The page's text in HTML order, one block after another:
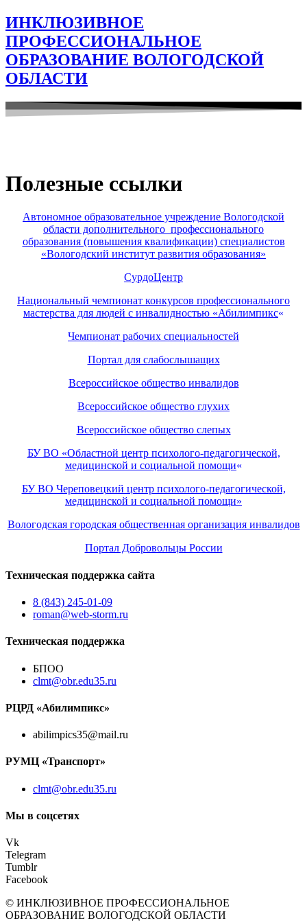
ИНКЛЮЗИВНОЕ
ПРОФЕССИОНАЛЬНОЕ
ОБРАЗОВАНИЕ ВОЛОГОДСКОЙ
ОБЛАСТИ
Полезные ссылки
Автономное образовательное учреждение Вологодской
области дополнительного профессионального
образования (повышения квалификации) специалистов
«Вологодский институт развития образования»
СурдоЦентр
Национальный чемпионат конкурсов профессионального
мастерства для людей с инвалидностью «Абилимпикс«
Чемпионат рабочих специальностей
Портал для слабослышащих
Всероссийское общество инвалидов
Всероссийское общество глухих
Всероссийское общество слепых
БУ ВО «Областной центр психолого-педагогической,
медицинской и социальной помощи«
БУ ВО Череповецкий центр психолого-педагогической,
медицинской и социальной помощи»
Вологодская городская общественная организация инвалидов
Портал Добровольцы России
Техническая поддержка сайта
8 (843) 245-01-09
roman@web-storm.ru
Техническая поддержка
БПОО
clmt@obr.edu35.ru
РЦРД «Абилимпикс»
abilimpics35@mail.ru
РУМЦ «Транспорт»
clmt@obr.edu35.ru
Мы в соцсетях
Vk
Telegram
Tumblr
Facebook
© ИНКЛЮЗИВНОЕ ПРОФЕССИОНАЛЬНОЕ
ОБРАЗОВАНИЕ ВОЛОГОДСКОЙ ОБЛАСТИ